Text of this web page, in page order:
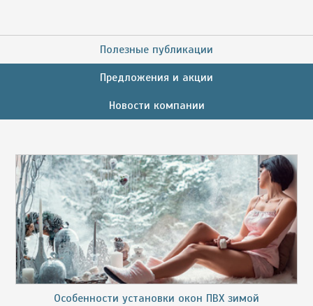
Полезные публикации
Предложения и акции
Новости компании
Особенности установки окон ПВХ зимой